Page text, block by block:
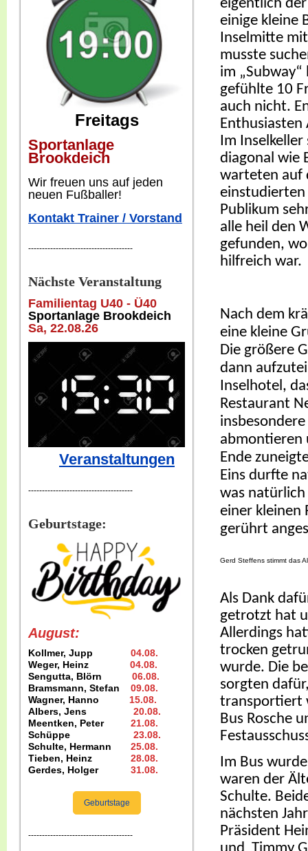
Freitags
Sportanlage
Brookdeich
Wir freuen uns auf jeden
neuen Fußballer!
Kontakt Trainer / Vorstand
--------------------------------------
Nächste Veranstaltung
Familientag U40 - Ü40
Sportanlage Brookdeich
Sa, 22.08.26
Veranstaltungen
--------------------------------------
Geburtstage:
August:
Kollmer, Jupp 04.08.
Weger, Heinz 04.08.
Sengutta, Blörn 06.08.
Bramsmann, Stefan 09.08.
Wagner, Hanno 15.08.
Albers, Jens 20.08.
Meentken, Peter
21.08.
Schüppe 23.08.
Schulte, Hermann 25.08.
Tieben, Heinz 28.08.
Gerdes, Holger
31.08.
Geburtstage
--------------------------------------
einige kleine
Inselmitte
musste
im
gefühlte 10
auch nicht.
Enthusiasten
Im
diagonal wie
warteten auf
einstudierten
Publikum
alle heil den
gefunden,
hilfreich war.
Nach dem
eine kleine
Die größere
dann
Inselhotel,
Restaurant
abmontieren
Ende
Eins durfte
was
einer kleinen
gerührt
Gerd Steffens stimmt das
Als Dank
getrotzt hat
Allerdings
trocken
wurde. Die
sorgten
transportiert
Bus Rosche
Im Bus
waren der
Schulte.
nächsten
Präsident